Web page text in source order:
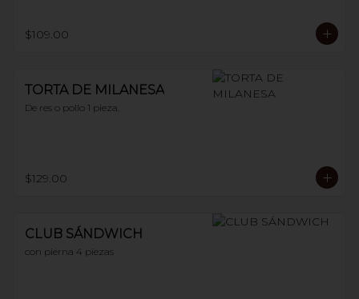
$109.00
TORTA DE MILANESA
De res o pollo 1 pieza.
$129.00
CLUB SÁNDWICH
con pierna 4 piezas